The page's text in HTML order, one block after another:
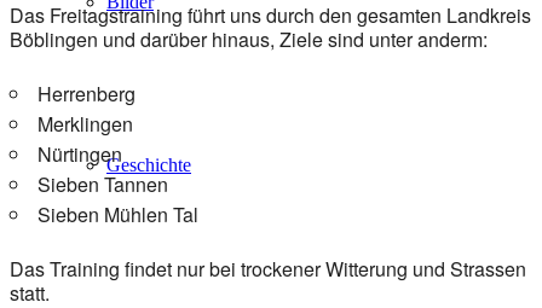
Geschichte
Das Freitagstraining führt uns durch den gesamten Landkreis
Böblingen und darüber hinaus, Ziele sind unter anderm:
Herrenberg
Merklingen
Nürtingen
Sieben Tannen
Sieben Mühlen Tal
Das Training findet nur bei trockener Witterung und Strassen
statt.